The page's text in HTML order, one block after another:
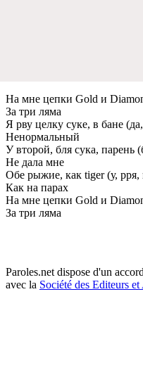
На мне цепки Gold и
За три ляма
Я рву целку суке, в бане
Ненормальный
У второй, бля сука, парень
Не дала мне
Обе рыжие, как tiger (у, рря,
Как на парах
На мне цепки Gold и
За три ляма
Paroles.net dispose d'un
avec la Société des Editeurs